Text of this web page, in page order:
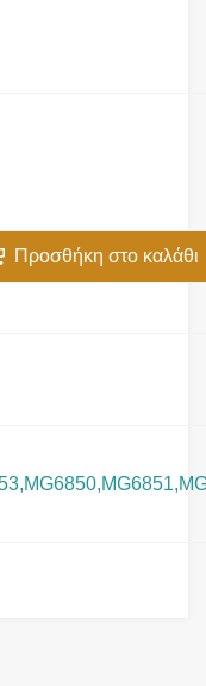
Προσθήκη στο καλάθι